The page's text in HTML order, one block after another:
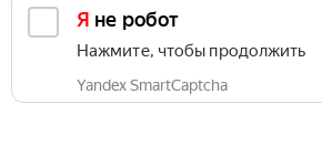
Я не робот
Нажмите, чтобы продолжить
Yandex SmartCaptcha